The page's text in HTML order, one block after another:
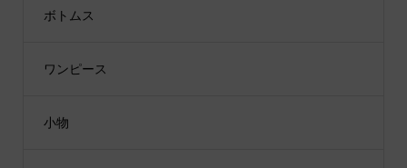
ボトムス
ワンピース
小物